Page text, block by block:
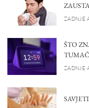
ZADNJE
ŠTO
ZADNJE